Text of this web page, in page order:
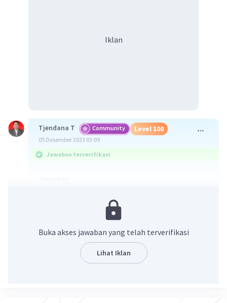
Iklan
Tjendana T Community Level 100
05 Desember 2023 03:09
Jawaban terverifikasi
Diketahui:
C dan D tarik menarik, maka muatan C:
Buka akses jawaban yang telah terverifikasi
Lihat Iklan